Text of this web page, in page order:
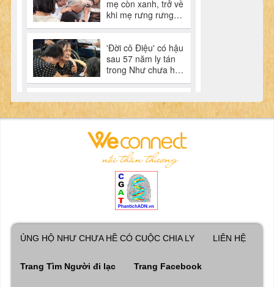
ỦNG HỘ NHƯ CHƯA HỀ CÓ CUỘC CHIA LY LIÊN HỆ
Trang Tìm Người đi lạc Trang Facebook